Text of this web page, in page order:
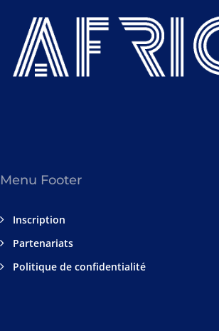
Menu Footer
Inscription
Partenariats
Politique de confidentialité